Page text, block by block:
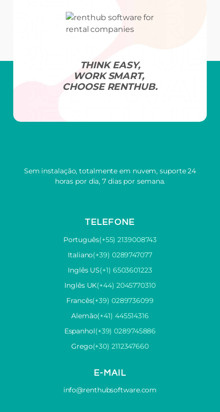
THINK EASY,
WORK SMART,
CHOOSE RENTHUB.
Sem instalação, totalmente em nuvem, suporte 24
horas por dia, 7 dias por semana.
TELEFONE
Português(+55) 2139008743
Italiano(+39) 0289747077
Inglês US(+1) 6503601223
Inglês UK(+44) 2045770310
Francês(+39) 0289736099
Alemão(+41) 445514316
Espanhol(+39) 0289745886
Grego(+30) 2112347660
E-MAIL
info@renthubsoftware.com